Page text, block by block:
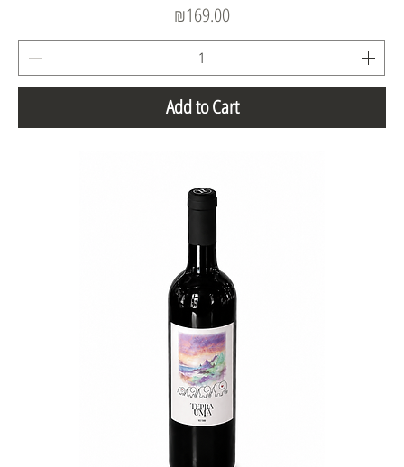
Price
₪169.00
Add to Cart